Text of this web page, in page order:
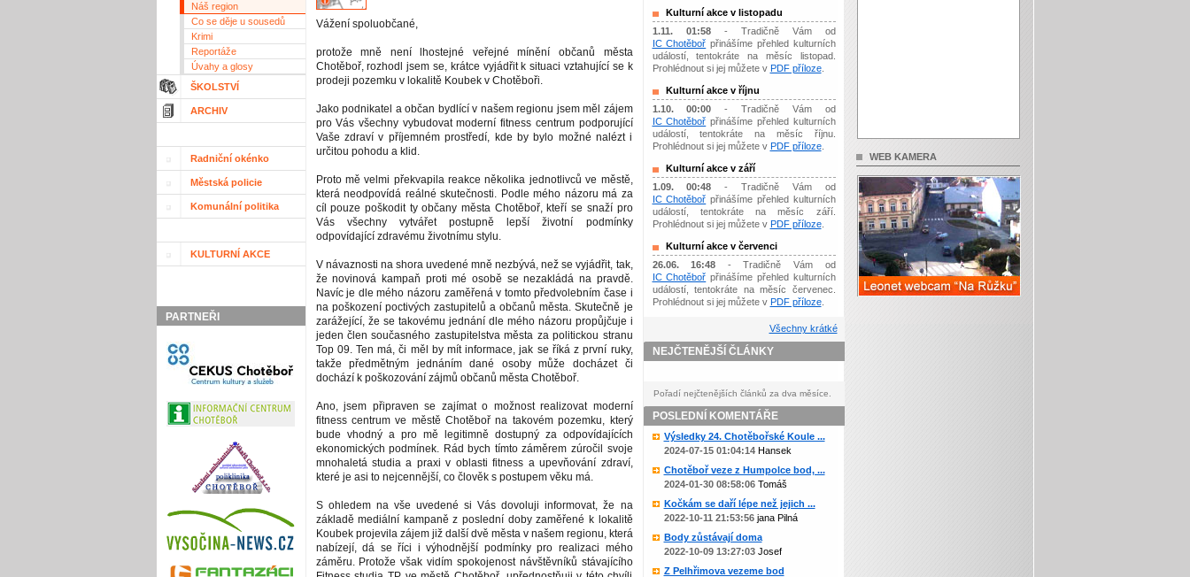
Náš region
Co se děje u sousedů
Krimi
Reportáže
Úvahy a glosy
ŠKOLSTVÍ
ARCHIV
Radniční okénko
Městská policie
Komunální politika
KULTURNÍ AKCE
PARTNEŘI
Vážení spoluobčané,
protože mně není lhostejné veřejné mínění občanů města
Chotěboř, rozhodl jsem se, krátce vyjádřit k situaci vztahující se k
prodeji pozemku v lokalitě Koubek v Chotěboři.
Jako podnikatel a občan bydlící v našem regionu jsem měl zájem
pro Vás všechny vybudovat moderní fitness centrum podporující
Vaše zdraví v příjemném prostředí, kde by bylo možné nalézt i
určitou pohodu a klid.
Proto mě velmi překvapila reakce několika jednotlivců ve městě,
která neodpovídá reálné skutečnosti. Podle mého názoru má za
cíl pouze poškodit ty občany města Chotěboř, kteří se snaží pro
Vás všechny vytvářet postupně lepší životní podmínky
odpovídající zdravému životnímu stylu.
V návaznosti na shora uvedené mně nezbývá, než se vyjádřit, tak,
že novinová kampaň proti mé osobě se nezakládá na pravdě.
Navíc je dle mého názoru zaměřená v tomto předvolebním čase i
na poškození poctivých zastupitelů a občanů města. Skutečně je
zarážející, že se takovému jednání dle mého názoru propůjčuje i
jeden člen současného zastupitelstva města za politickou stranu
Top 09. Ten má, či měl by mít informace, jak se říká z první ruky,
takže předmětným jednáním dané osoby může docházet či
dochází k poškozování zájmů občanů města Chotěboř.
Ano, jsem připraven se zajímat o možnost realizovat moderní
fitness centrum ve městě Chotěboř na takovém pozemku, který
bude vhodný a pro mě legitimně dostupný za odpovídajících
ekonomických podmínek. Rád bych tímto záměrem zúročil svoje
mnohaletá studia a praxi v oblasti fitness a upevňování zdraví,
které je asi to nejcennější, co člověk s postupem věku má.
S ohledem na vše uvedené si Vás dovoluji informovat, že na
základě mediální kampaně z poslední doby zaměřené k lokalitě
Koubek projevila zájem již další dvě města v našem regionu, která
nabízejí, dá se říci i výhodnější podmínky pro realizaci mého
záměru. Protože však vidím spokojenost návštěvníků stávajícího
Kulturní akce v listopadu
1.11. 01:58- Tradičně Vám od
IC Chotěboř přinášíme přehled kulturních
událostí, tentokráte na měsíc listopad.
Prohlédnout si jej můžete v PDF příloze.
Kulturní akce v říjnu
1.10. 00:00 - Tradičně Vám od
IC Chotěboř přinášíme přehled kulturních
událostí, tentokráte na měsíc říjnu.
Prohlédnout si jej můžete v PDF příloze.
Kulturní akce v září
1.09. 00:48 - Tradičně Vám od
IC Chotěboř přinášíme přehled kulturních
událostí, tentokráte na měsíc září.
Prohlédnout si jej můžete v PDF příloze.
Kulturní akce v červenci
26.06. 16:48 - Tradičně Vám od
IC Chotěboř přinášíme přehled kulturních
událostí, tentokráte na měsíc červenec.
Prohlédnout si jej můžete v PDF příloze.
Všechny krátké
NEJČTENĚJŠÍ ČLÁNKY
Pořadí nejčtenějších článků za dva měsíce.
POSLEDNÍ KOMENTÁŘE
Výsledky 24. Chotěbořské Koule ...
2024-07-15 01:04:14Hansek
Chotěboř veze z Humpolce bod, ...
2024-01-30 08:58:06Tomáš
Kočkám se daří lépe než jejich ...
2022-10-11 21:53:56jana Pilná
Body zůstávají doma
2022-10-09 13:27:03Josef
Z Pelhřimova vezeme bod
WEB KAMERA